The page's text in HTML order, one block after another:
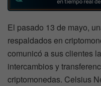
El pasado 13 de mayo,
respaldados en
comunicó a sus clientes
intercambios y
criptomonedas. Celsius